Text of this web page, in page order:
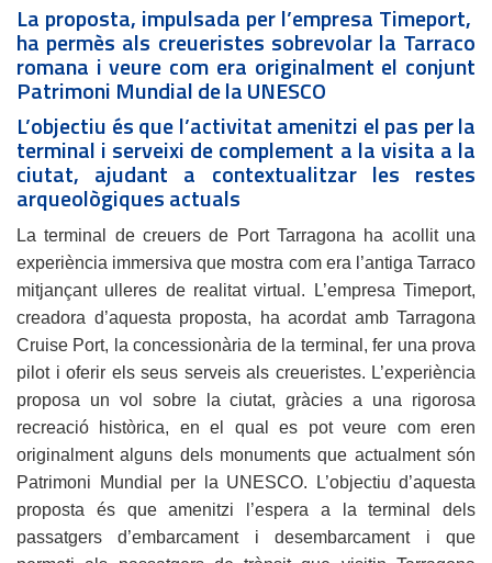
La proposta, impulsada per l’empresa Timeport,
ha permès als creueristes sobrevolar la Tarraco
romana i veure com era originalment el conjunt
Patrimoni Mundial de la UNESCO
L’objectiu és que l’activitat amenitzi el pas per la
terminal i serveixi de complement a la visita a la
ciutat, ajudant a contextualitzar les restes
arqueològiques actuals
La terminal de creuers de Port Tarragona ha acollit una
experiència immersiva que mostra com era l’antiga Tarraco
mitjançant ulleres de realitat virtual. L’empresa Timeport,
creadora d’aquesta proposta, ha acordat amb Tarragona
Cruise Port, la concessionària de la terminal, fer una prova
pilot i oferir els seus serveis als creueristes. L’experiència
proposa un vol sobre la ciutat, gràcies a una rigorosa
recreació històrica, en el qual es pot veure com eren
originalment alguns dels monuments que actualment són
Patrimoni Mundial per la UNESCO. L’objectiu d’aquesta
proposta és que amenitzi l’espera a la terminal dels
passatgers d’embarcament i desembarcament i que